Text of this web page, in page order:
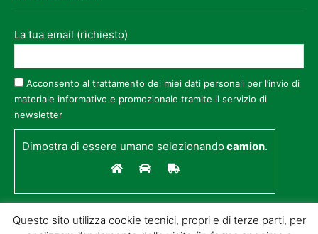
La tua email (richiesto)
Acconsento al trattamento dei miei dati personali per l’invio di
materiale informativo e promozionale tramite il servizio di
newsletter
Dimostra di essere umano selezionandocamion.
Questo sito utilizza cookie tecnici, propri e di terze parti, per